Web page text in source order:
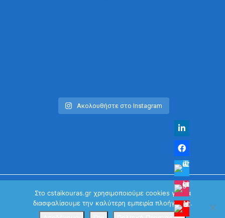
Ακολουθήστε στο Instagram
© Χρήστος Σταϊκούρας | All Rights Reserved 2026
Κανονισμός Προστασίας Προσωπικών Δεδομένων
Στο cstaikouras.gr χρησιμοποιούμε cookies για να
διασφαλίσουμε την καλύτερη εμπειρία πλοήγησης.